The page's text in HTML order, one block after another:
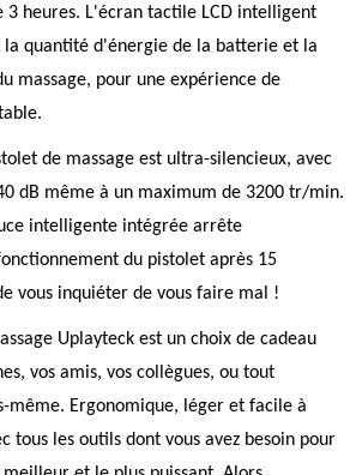
3 heures. L'écran tactile LCD intelligent
la quantité d'énergie de la batterie et la
massage, pour une expérience de
de massage est ultra-silencieux, avec
dB même à un maximum de 3200 tr/min.
intelligente intégrée arrête
du pistolet après 15
vous inquiéter de vous faire mal !
Uplayteck est un choix de cadeau
vos amis, vos collègues, ou tout
même. Ergonomique, léger et facile à
tous les outils dont vous avez besoin pour